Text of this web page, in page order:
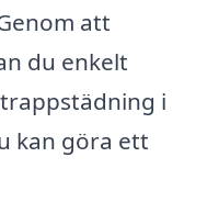
att
du enkelt
i
kan göra ett